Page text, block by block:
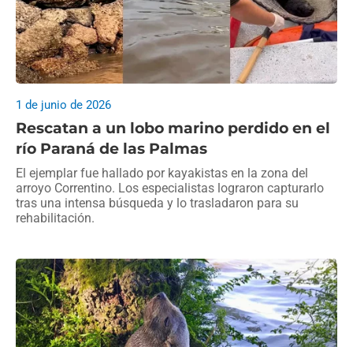
Rescatan a un lobo marino perdido en el
río Paraná de las Palmas
1 de junio de 2026
El ejemplar fue hallado por kayakistas en la zona del
arroyo Correntino. Los especialistas lograron capturarlo
tras una intensa búsqueda y lo trasladaron para su
rehabilitación.